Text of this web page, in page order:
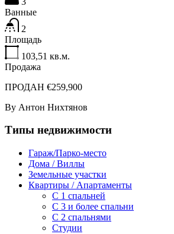
Ванные
2
Площадь
103,51 кв.м.
Продажа
ПРОДАН €259,900
By Антон Нихтянов
Типы недвижимости
Гараж/Парко-место
Дома / Виллы
Земельные участки
Квартиры / Апартаменты
C 1 спальней
C 3 и более спальни
С 2 спальнями
Студии